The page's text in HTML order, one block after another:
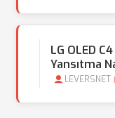
LG OLED
Yansıtma
LEVERSNET